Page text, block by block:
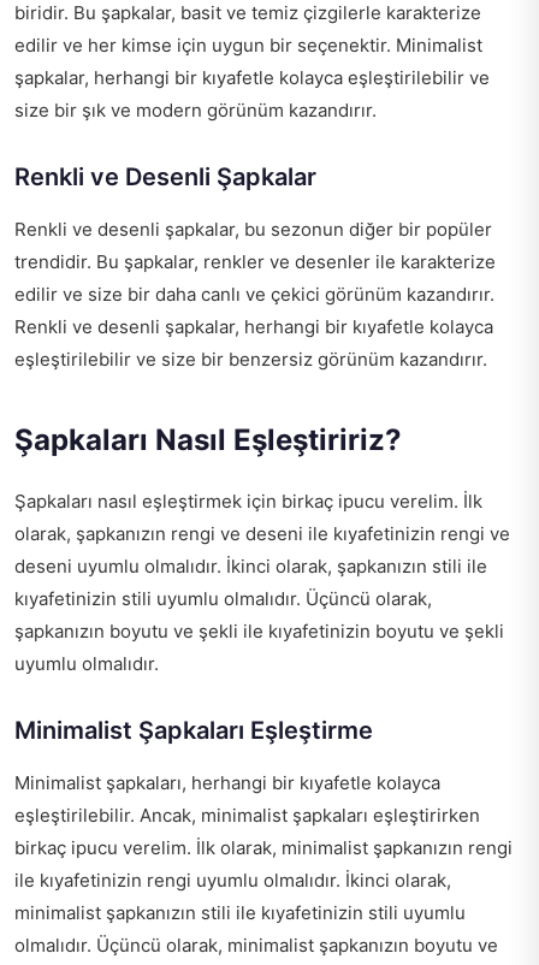
biridir. Bu şapkalar, basit ve temiz çizgilerle karakterize
edilir ve her kimse için uygun bir seçenektir. Minimalist
şapkalar, herhangi bir kıyafetle kolayca eşleştirilebilir ve
size bir şık ve modern görünüm kazandırır.
Renkli ve Desenli Şapkalar
Renkli ve desenli şapkalar, bu sezonun diğer bir popüler
trendidir. Bu şapkalar, renkler ve desenler ile karakterize
edilir ve size bir daha canlı ve çekici görünüm kazandırır.
Renkli ve desenli şapkalar, herhangi bir kıyafetle kolayca
eşleştirilebilir ve size bir benzersiz görünüm kazandırır.
Şapkaları Nasıl Eşleştiririz?
Şapkaları nasıl eşleştirmek için birkaç ipucu verelim. İlk
olarak, şapkanızın rengi ve deseni ile kıyafetinizin rengi ve
deseni uyumlu olmalıdır. İkinci olarak, şapkanızın stili ile
kıyafetinizin stili uyumlu olmalıdır. Üçüncü olarak,
şapkanızın boyutu ve şekli ile kıyafetinizin boyutu ve şekli
uyumlu olmalıdır.
Minimalist Şapkaları Eşleştirme
Minimalist şapkaları, herhangi bir kıyafetle kolayca
eşleştirilebilir. Ancak, minimalist şapkaları eşleştirirken
birkaç ipucu verelim. İlk olarak, minimalist şapkanızın rengi
ile kıyafetinizin rengi uyumlu olmalıdır. İkinci olarak,
minimalist şapkanızın stili ile kıyafetinizin stili uyumlu
olmalıdır. Üçüncü olarak, minimalist şapkanızın boyutu ve